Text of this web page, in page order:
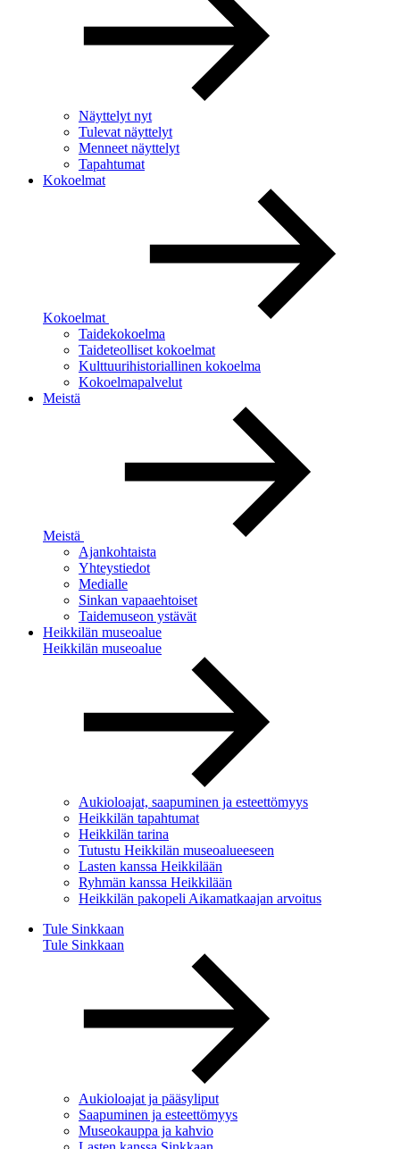
Näyttelyt nyt
Tulevat näyttelyt
Menneet näyttelyt
Tapahtumat
Kokoelmat
Kokoelmat
Taidekokoelma
Taideteolliset kokoelmat
Kulttuurihistoriallinen kokoelma
Kokoelmapalvelut
Meistä
Meistä
Ajankohtaista
Yhteystiedot
Medialle
Sinkan vapaaehtoiset
Taidemuseon ystävät
Heikkilän museoalue
Heikkilän museoalue
Aukioloajat, saapuminen ja esteettömyys
Heikkilän tapahtumat
Heikkilän tarina
Tutustu Heikkilän museoalueeseen
Lasten kanssa Heikkilään
Ryhmän kanssa Heikkilään
Heikkilän pakopeli Aikamatkaajan arvoitus
Tule Sinkkaan
Tule Sinkkaan
Aukioloajat ja pääsyliput
Saapuminen ja esteettömyys
Museokauppa ja kahvio